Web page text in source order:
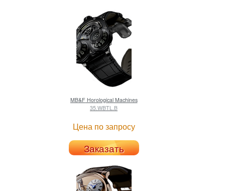
MB&F Horological Machines
35.WBTL.B
Цена по запросу
Заказать